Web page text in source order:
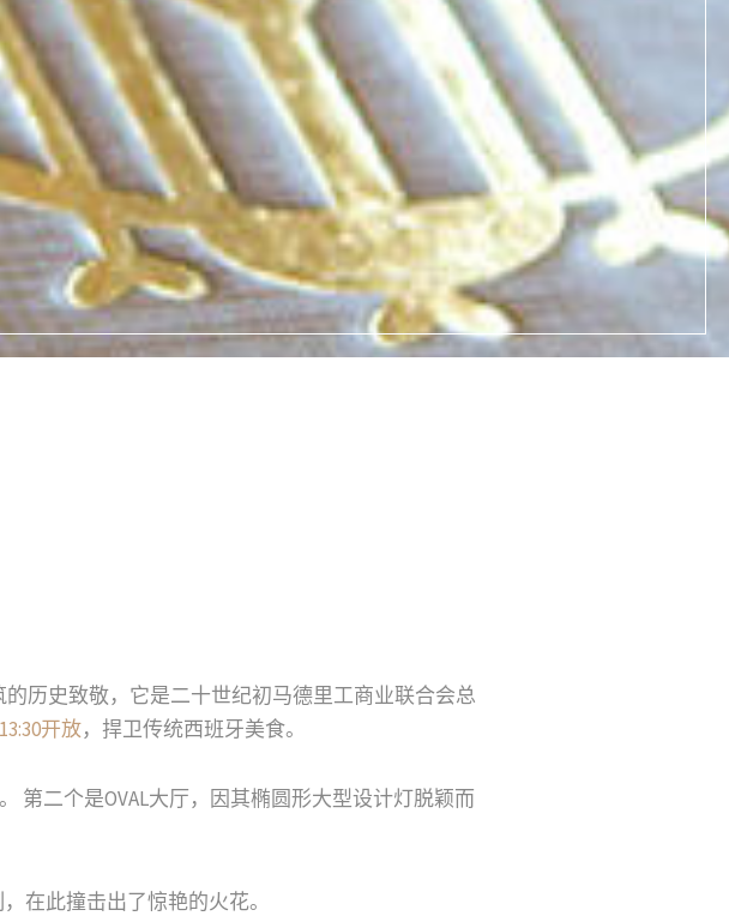
的历史致敬，它是二十世纪初马德里工商业联合会总
开放，捍卫传统西班牙美食。
第二个是OVAL大厅，因其椭圆形大型设计灯脱颖而
在此撞击出了惊艳的火花。